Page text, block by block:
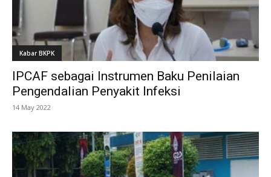
Kabar BKPK
IPCAF sebagai Instrumen Baku Penilaian
Pengendalian Penyakit Infeksi
14 May 2022